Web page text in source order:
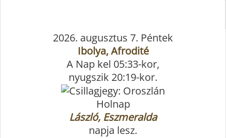
2026. augusztus 7. Péntek
Ibolya, Afrodité
A Nap kel 05:33-kor,
nyugszik 20:19-kor.
Holnap
László, Eszmeralda
napja lesz.